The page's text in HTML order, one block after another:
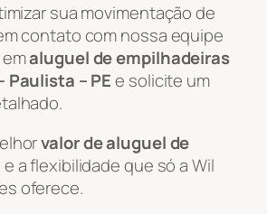
sua movimentação de
contato com nossa equipe
emaluguel de empilhadeiras
Paulista – PEe solicite um
valor de aluguel de
e a flexibilidade que só a Wil
oferece.